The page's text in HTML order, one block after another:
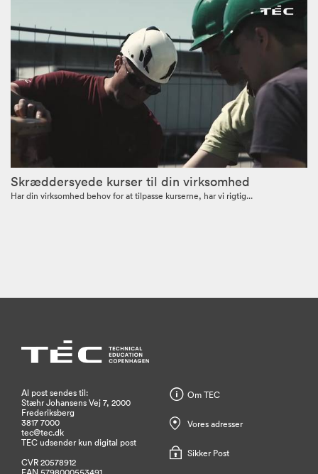
Skræddersyede kurser til din virksomhed
Har din virksomhed behov for at tilpasse kurserne, har vi rigtig...
Al post sendes til:
Stæhr Johansens Vej 7, 2000
Frederiksberg
3817 7000
tec@tec.dk
TEC udsender kun digital post
CVR 20578912
Om TEC
Vores adresser
Sikker Post